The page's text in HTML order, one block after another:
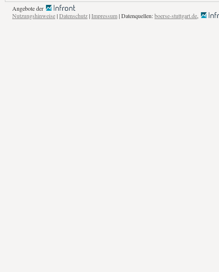
Angebote der
Nutzungshinweise|Datenschutz|Impressum| Datenquellen:boerse-stuttgart.de,